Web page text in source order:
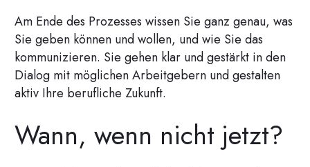
Am Ende des Prozesses wissen Sie ganz genau, was
Sie geben können und wollen, und wie Sie das
kommunizieren. Sie gehen klar und gestärkt in den
Dialog mit möglichen Arbeitgebern und gestalten
aktiv Ihre berufliche Zukunft.
Wann, wenn nicht jetzt?